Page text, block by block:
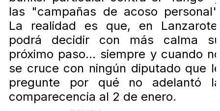
las "campañas de acoso
La realidad es que, en
podrá decidir con más calma
próximo paso... siempre y cuando
se cruce con ningún diputado que
pregunte por qué no adelantó
comparecencia al 2 de enero.